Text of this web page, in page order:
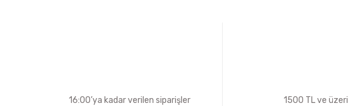
16:00’ya kadar verilen siparişler 1500 TL ve üzeri